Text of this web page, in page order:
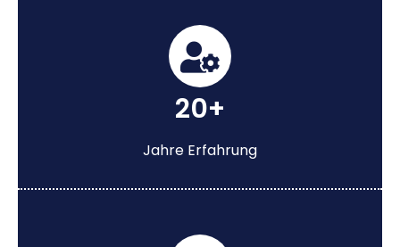
20+
Jahre Erfahrung